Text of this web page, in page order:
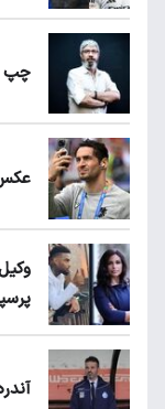
چپ
عکس